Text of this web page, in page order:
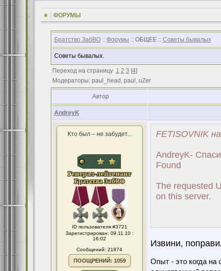
ФОРУМЫ
Братство ЗабВО:: Форумы :: ОБЩЕЕ :: Советы бывалых
Советы бывалых.
Переход на страницу 1 2 3 [4]
Модераторы: paul_head, paul, uZer
Автор
AndreyK
Кто был – не забудет...
ID пользователя #3721
Зарегистрирован: 09.11.10 :
16:02
Сообщений: 21874
ПООЩРЕНИЙ: 1059
FETISOVNIK
AndreyK-
Found
The requested
on this server.
Извини,
Опыт - это когда на